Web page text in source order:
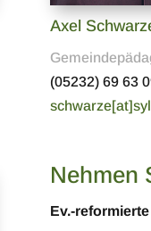
Axel
(05232) 69 63
Nehmen
Ev.-